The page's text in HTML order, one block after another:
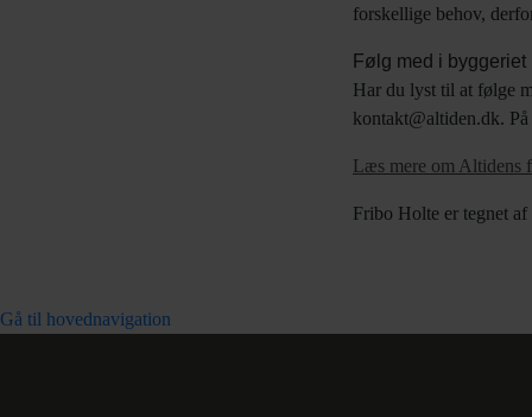
forskellige behov,
Følg med i byggeriet
Har du lyst til at følge
kontakt@altiden.dk. På
Læs mere om Altidens
Fribo Holte er tegnet
Gå til hovednavigation